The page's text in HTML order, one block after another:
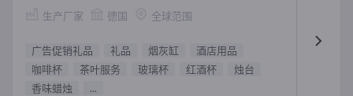
生产厂家 德国 全球范围
广告促销礼品 礼品 烟灰缸
酒店用品
咖啡杯
茶叶服务 玻璃杯 红酒杯
烛台
香味蜡烛
...